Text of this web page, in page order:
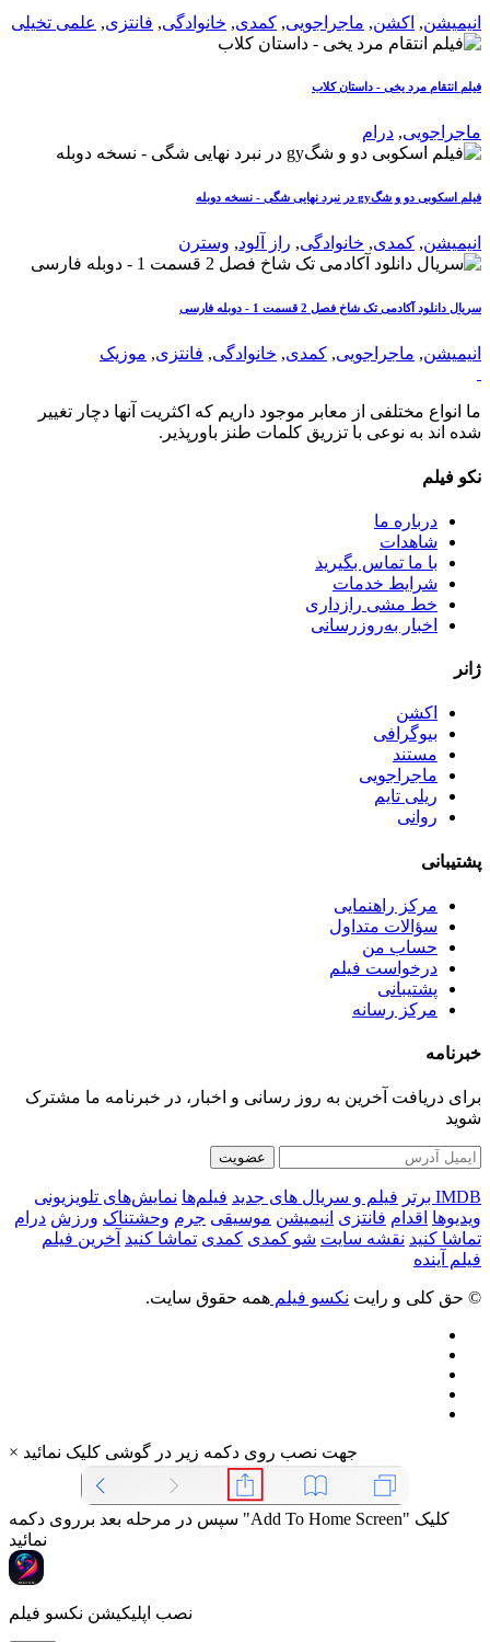
انیمیشن, اکشن, ماجراجویی, کمدی, خانوادگی, فانتزی, علمی تخیلی
فیلم انتقام مرد یخی - داستان کلاب
ماجراجویی, درام
فیلم اسکوبی دو و شگgy در نبرد نهایی شگی - نسخه دوبله
انیمیشن, کمدی, خانوادگی, راز آلود, وسترن
سریال دانلود آکادمی تک شاخ فصل 2 قسمت 1 - دوبله فارسی
انیمیشن, ماجراجویی, کمدی, خانوادگی, فانتزی, موزیک
ما انواع مختلفی از معابر موجود داریم که اکثریت آنها دچار تغییر
شده اند به نوعی با تزریق کلمات طنز باورپذیر.
نکو فیلم
درباره ما
شاهدات
با ما تماس بگیرید
شرایط خدمات
خط مشی رازداری
اخبار به‌روزرسانی
ژانر
اکشن
بیوگرافی
مستند
ماجراجویی
ریلی تایم
روانی
پشتیبانی
مرکز راهنمایی
سؤالات متداول
حساب من
درخواست فیلم
پشتیبانی
مرکز رسانه
خبرنامه
برای دریافت آخرین به روز رسانی و اخبار، در خبرنامه ما مشترک
شوید
عضویت
IMDB برتر فیلم و سریال های جدید فیلم‌ها نمایش‌های تلویزیونی
ویدیوها اقدام فانتزی انیمیشن موسیقی جرم وحشتناک ورزش درام
تماشا کنید نقشه سایت شو کمدی کمدی تماشا کنید آخرین فیلم
فیلم آینده
© حق کلی و رایت نکسو فیلم همه حقوق سایت.
× جهت نصب روی دکمه زیر در گوشی کلیک نمائید
سپس در مرحله بعد برروی دکمه "Add To Home Screen" کلیک
نمائید
نصب اپلیکیشن نکسو فیلم